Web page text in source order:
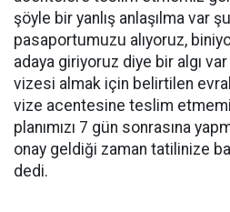
şöyle bir yanlış anlaşılma var
pasaportumuzu alıyoruz,
adaya giriyoruz diye bir algı var
vizesi almak için belirtilen
vize acentesine teslim
planımızı 7 gün sonrasına
onay geldiği zaman tatilinize
dedi.